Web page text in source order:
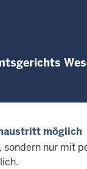
möglich
nur mit